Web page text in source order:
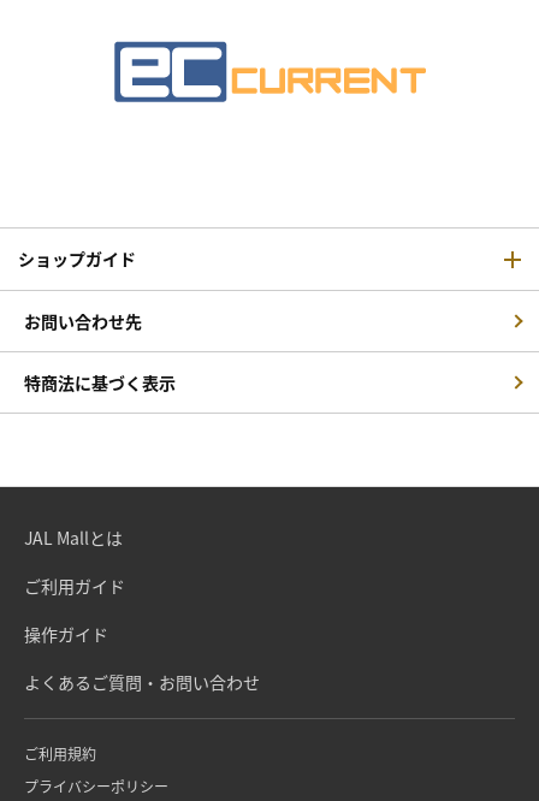
ショップガイド
お問い合わせ先
特商法に基づく表示
JAL Mallとは
ご利用ガイド
操作ガイド
よくあるご質問・お問い合わせ
ご利用規約
プライバシーポリシー